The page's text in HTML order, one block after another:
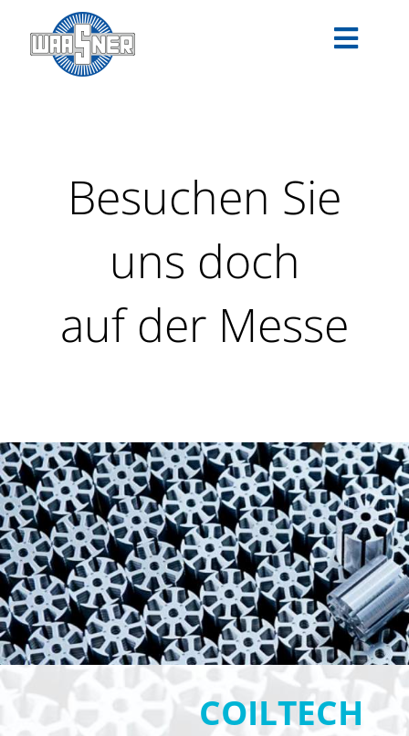
Inhalt
springen
Toggle
TECHNOLOGIEN
UNTERNEHMEN
DE
Besuchen Sie
uns doch
auf der Messe
COILTECH